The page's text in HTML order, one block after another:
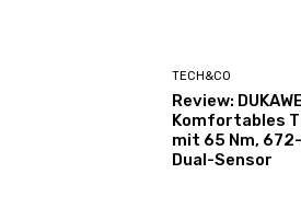
TECH&CO
Review:
Komfortables
mit 65 Nm,
Dual-Sensor